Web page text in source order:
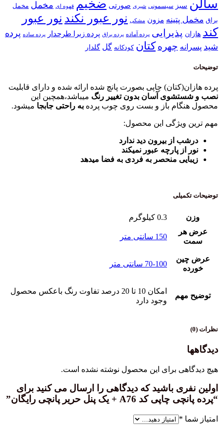
سالن سبز سیسمونی شیری صورتی ضخیم قهوه ای مخمل مخمل
براق مخمل پتینه مزون مشکی نور عبور نکندنور عبور
کند هازان پذیرایی پرده آماده پرده براق پرده زبرا طرحدار پرده ساده پرده
شید پسرانه چهرهکتان کودکانه گل گلدار
توضیحات
پرده هازان(کتان) چاپی بصورت پانچ شده ارائه شده و دارای قابلیت
نصب و شستشوی آسان بدون تغییر رنگمیباشد،همچین این
محصول هنگام باز و بست روی چوب پردهبه راحتی جابجامیشود.
مهم ترین ویژگی این محصول:
درشب از بیرون دید ندارد
نور از پارچه عبور نمیکند
زیبایی منحصر به فردی به فضا میدهد
توضیحات تکمیلی
وزن
0.3 کیلوگرم
عرض هر
سمت
150 سانتی متر
عرض چین
خورده
70-100 سانتی متر
توضیح مهم
امکان 10 تا 20 درصد تفاوت رنگ باعکس محصول
وجود دارد
نظرات (0)
دیدگاهها
هیچ دیدگاهی برای این محصول نوشته نشده است.
اولین نفری باشید که دیدگاهی را ارسال می کنید برای
“پرده پانچی چاپی کد A76 + یک پنل حریر پانچی رایگان”
امتیاز شما*